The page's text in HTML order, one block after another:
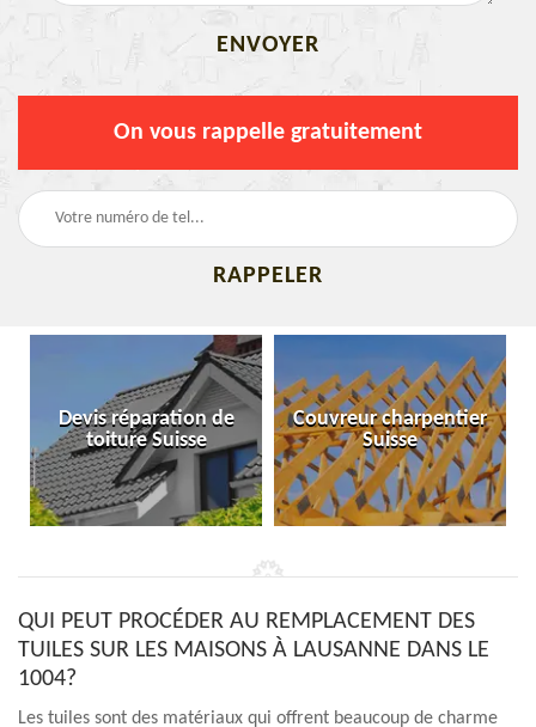
On vous rappelle gratuitement
Devis réparation de
toiture Suisse
Couvreur charpentier
Suisse
QUI PEUT PROCÉDER AU REMPLACEMENT DES
TUILES SUR LES MAISONS À LAUSANNE DANS LE
1004?
Les tuiles sont des matériaux qui offrent beaucoup de charme